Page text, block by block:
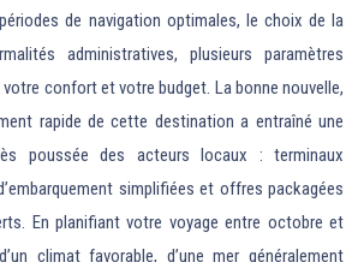
de navigation optimales, le choix de la
administratives, plusieurs paramètres
confort et votre budget. La bonne nouvelle,
rapide de cette destination a entraîné une
poussée des acteurs locaux : terminaux
simplifiées et offres packagées
En planifiant votre voyage entre octobre et
climat favorable, d’une mer généralement